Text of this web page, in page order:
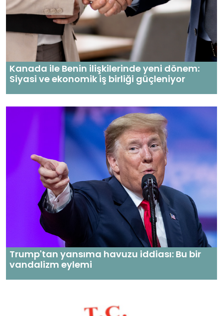
Kanada ile Benin ilişkilerinde yeni dönem:
Siyasi ve ekonomik iş birliği güçleniyor
Trump'tan yansıma havuzu iddiası: Bu bir
vandalizm eylemi